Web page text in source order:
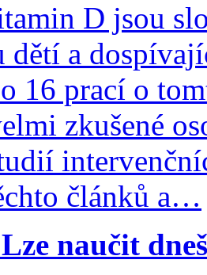
D jsou
dětí a
16 prací o
zkušené
článků a…
Lze naučit